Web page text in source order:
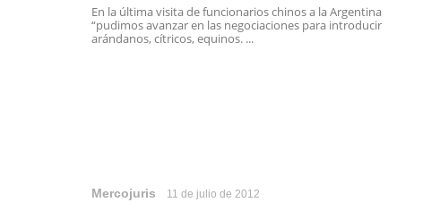
En la última visita de funcionarios chinos a la Argentina
“pudimos avanzar en las negociaciones para introducir
arándanos, cítricos, equinos. ...
Mercojuris 11 de julio de 2012